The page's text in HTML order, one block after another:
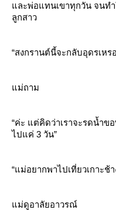
ละพ่อแทนเขาทุกวัน จนท
ลูกสาว
“สงกรานต์นี้จะกลับอุดรเหร
ม่ถาม
“ค่ะ แต่คิดว่าเราจะรดน้ำ
ไปแค่ 3 วัน”
“แม่อยากพาไปเที่ยวเกาะช้
ม่ดูอาลัยอาวรณ์